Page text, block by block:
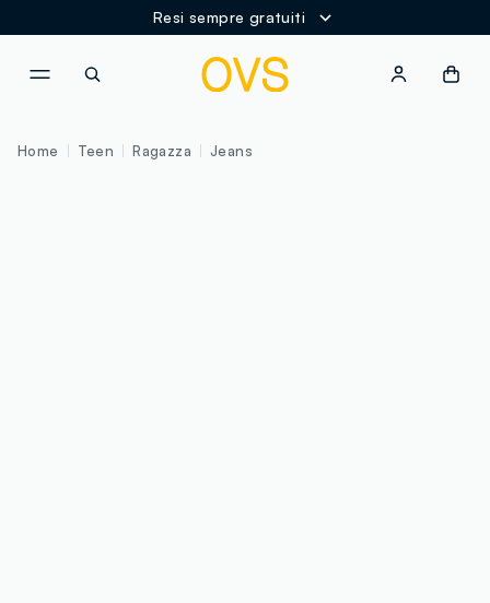
Resi sempre gratuiti
Home Teen Ragazza Jeans